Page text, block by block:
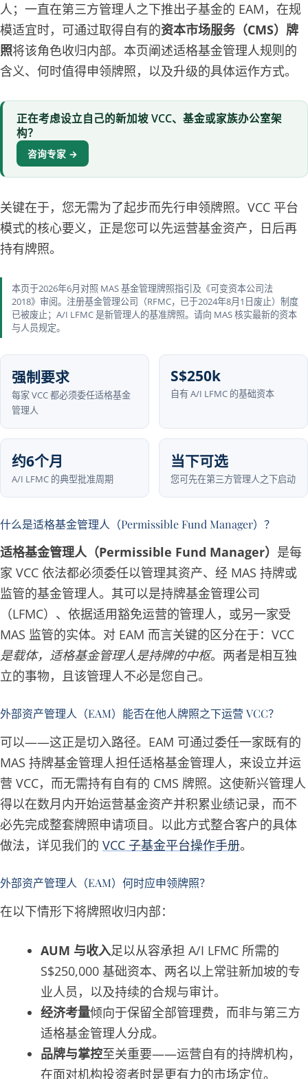
人；一直在第三方管理人之下推出子基金的 EAM，在规
模适宜时，可通过取得自有的资本市场服务（CMS）牌
照将该角色收归内部。本页阐述适格基金管理人规则的
含义、何时值得申领牌照，以及升级的具体运作方式。
正在考虑设立自己的新加坡 VCC、基金或家族办公室架
构？
咨询专家 →
关键在于，您无需为了起步而先行申领牌照。VCC 平台
模式的核心要义，正是您可以先运营基金资产，日后再
持有牌照。
本页于2026年6月对照 MAS 基金管理牌照指引及《可变资本公司法
2018》审阅。注册基金管理公司（RFMC，已于2024年8月1日废止）制度
已被废止；A/I LFMC 是新管理人的基准牌照。请向 MAS 核实最新的资本
与人员规定。
强制要求
每家 VCC 都必须委任适格基金
管理人
S$250k
自有 A/I LFMC 的基础资本
约6个月
A/I LFMC 的典型批准周期
当下可选
您可先在第三方管理人之下启动
什么是适格基金管理人（Permissible Fund Manager）？
适格基金管理人（Permissible Fund Manager） 是每
家 VCC 依法都必须委任以管理其资产、经 MAS 持牌或
监管的基金管理人。其可以是持牌基金管理公司
（LFMC）、依据适用豁免运营的管理人，或另一家受
MAS 监管的实体。对 EAM 而言关键的区分在于： VCC
是载体，适格基金管理人是持牌的中枢。两者是相互独
立的事物，且该管理人不必是您自己。
外部资产管理人（EAM）能否在他人牌照之下运营 VCC？
可以——这正是切入路径。EAM 可通过委任一家既有的
MAS 持牌基金管理人担任适格基金管理人，来设立并运
营 VCC，而无需持有自有的 CMS 牌照。这使新兴管理人
得以在数月内开始运营基金资产并积累业绩记录，而不
必先完成整套牌照申请项目。以此方式整合客户的具体
做法，详见我们的 VCC 子基金平台操作手册。
外部资产管理人（EAM）何时应申领牌照？
在以下情形下将牌照收归内部：
AUM 与收入足以从容承担 A/I LFMC 所需的
S$250,000 基础资本、两名以上常驻新加坡的专
业人员，以及持续的合规与审计。
经济考量倾向于保留全部管理费，而非与第三方
适格基金管理人分成。
品牌与掌控至关重要——运营自有的持牌机构，
在面对机构投资者时是更有力的市场定位。